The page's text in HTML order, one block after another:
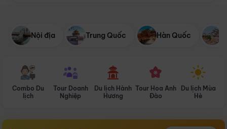
Nội địa Trung Quốc Hàn Quốc
Combo Du
lịch
Tour Doanh
Nghiệp
Du lịch Hành
Hương
Tour Hoa Anh
Đào
Du lịch Mùa
Hè